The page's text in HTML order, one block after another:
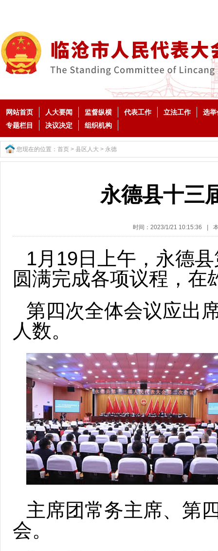
网站首页 人大要闻 监督纵横 代表工作 立法工作
选举
专题栏目
决议决定 组织机构
您现在的位置： 首页 > 县区人大 > 永德
永德县十三
时间：2023/1/21 10:15:36
1月19日上午，永德
圆满完成各项议程，在
第四次全体会议应出
人数。
主席团常务主席、第
会。